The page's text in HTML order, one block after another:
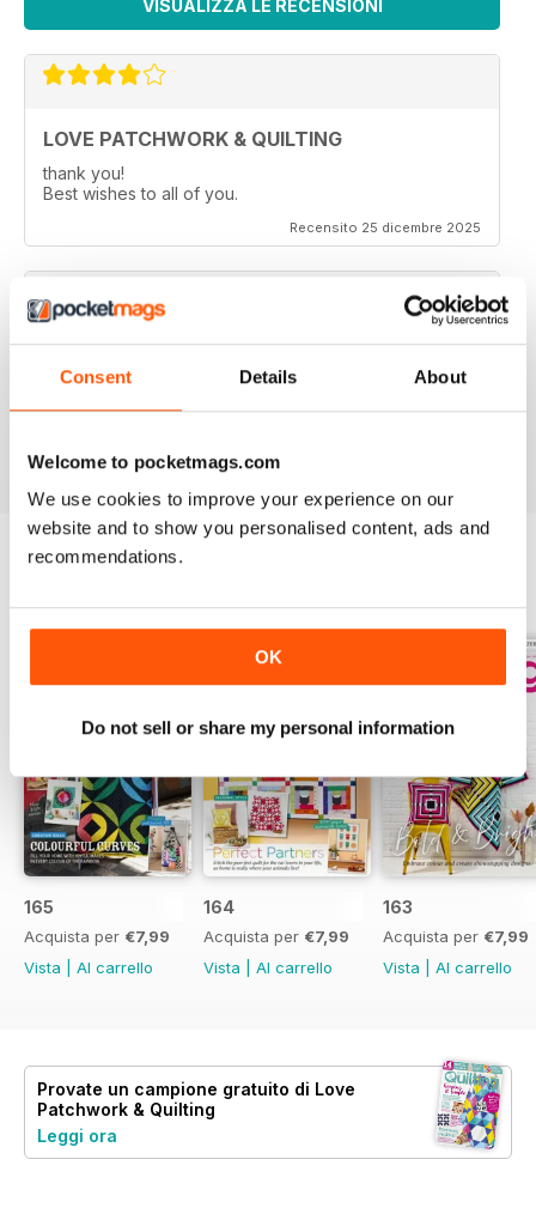
Consent Details About
Welcome to pocketmags.com
We use cookies to improve your experience on our
website and to show you personalised content, ads and
recommendations.
OK
Do not sell or share my personal information
VISUALIZZA LE RECENSIONI
LOVE PATCHWORK & QUILTING
thank you!
Best wishes to all of you.
Recensito 25 dicembre 2025
love all the fresh, modern and colourful ideas.
165
Acquista per €7,99
Vista
Al carrello
164
Acquista per €7,99
Vista
Al carrello
163
Acquista per €7,99
Vista
Al carrello
Provate un campione gratuito di Love
Patchwork & Quilting
Leggi ora